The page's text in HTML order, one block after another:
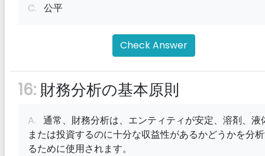
C. 公平
Check Answer
16: 財務分析の基本原則
A. 通常、財務分析は、エンティティが安定、溶剤、液
または投資するのに十分な収益性があるかどうかを分
るために使用されます。